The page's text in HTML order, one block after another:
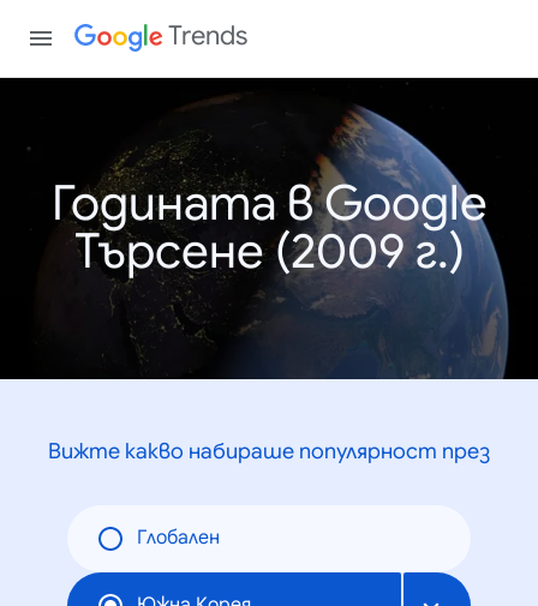
Trends
Годината в Google
Търсене (2009 г.)
Вижте какво набираше популярност през
Глобален